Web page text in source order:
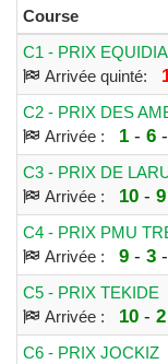
Course
C1 - PRIX EQUIDIA
Arrivée quinté:
C2 - PRIX DES
Arrivée :
1 - 6-
C3 - PRIX DE
Arrivée :
10- 9
C4 - PRIX PMU
Arrivée :
9- 3-
C5 - PRIX TEKIDE
Arrivée :
10- 2
C6 - PRIX JOCKIZ